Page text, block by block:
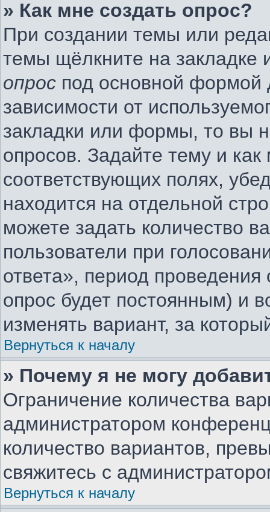
» Как мне создать опрос?
При создании темы или
темы щёлкните на
опрос под основной формой
зависимости от
закладки или формы, то вы
опросов. Задайте тему и
соответствующих полях,
находится на отдельной
можете задать количество
пользователи при
ответа», период проведения
опрос будет постоянным) и
изменять вариант, за
Вернуться к началу
» Почему я не могу
Ограничение количества
администратором
количество вариантов,
свяжитесь с
Вернуться к началу